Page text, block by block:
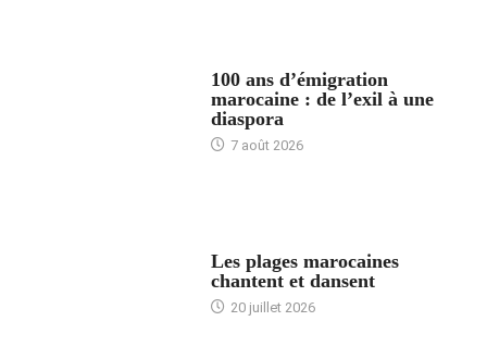
100 ans d’émigration
marocaine : de l’exil à une
diaspora
7 août 2026
Les plages marocaines
chantent et dansent
20 juillet 2026